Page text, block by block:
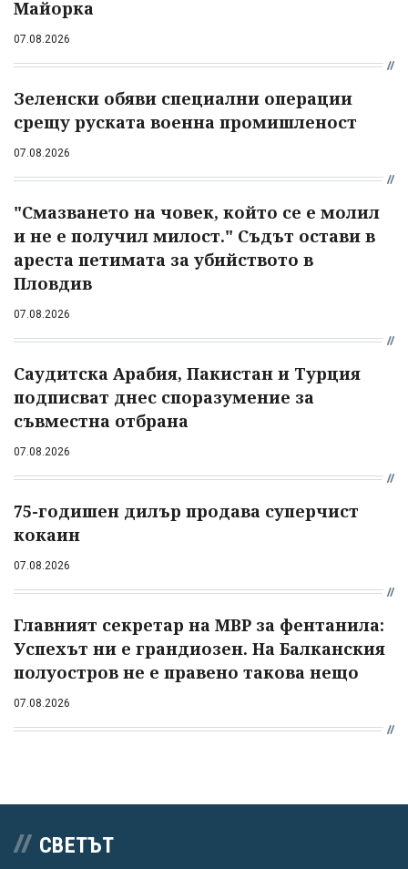
Майорка
07.08.2026
Зеленски обяви специални операции
срещу руската военна промишленост
07.08.2026
"Смазването на човек, който се е молил
и не е получил милост." Съдът остави в
ареста петимата за убийството в
Пловдив
07.08.2026
Саудитска Арабия, Пакистан и Турция
подписват днес споразумение за
съвместна отбрана
07.08.2026
75-годишен дилър продава суперчист
кокаин
07.08.2026
Главният секретар на МВР за фентанила:
Успехът ни е грандиозен. На Балканския
полуостров не е правено такова нещо
07.08.2026
СВЕТЪТ